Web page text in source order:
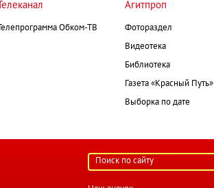
Телеканал
Телепрограмма Обком-ТВ
Агитпроп
Фотораздел
Видеотека
Библиотека
Газета «Красный Путь»
Выборка по дате